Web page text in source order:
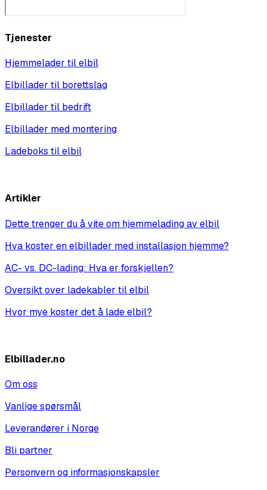
Tjenester
Hjemmelader til elbil
Elbillader til borettslag
Elbillader til bedrift
Elbillader med montering
Ladeboks til elbil
Artikler
Dette trenger du å vite om hjemmelading av elbil
Hva koster en elbillader med installasjon hjemme?
AC- vs. DC-lading: Hva er forskjellen?
Oversikt over ladekabler til elbil
Hvor mye koster det å lade elbil?
Elbillader.no
Om oss
Vanlige spørsmål
Leverandører i Norge
Bli partner
Personvern og informasjonskapsler